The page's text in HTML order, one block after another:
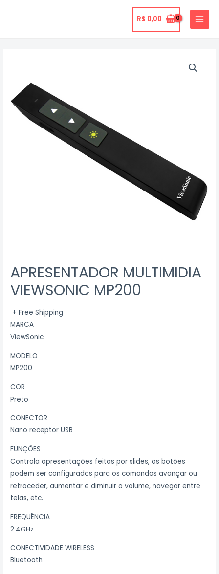
R$ 0,00
MAIN
APRESENTADOR MULTIMIDIA
VIEWSONIC MP200
+ Free Shipping
MARCA
ViewSonic
MODELO
MP200
COR
Preto
CONECTOR
Nano receptor USB
FUNÇÕES
Controla apresentações feitas por slides, os botões
podem ser configurados para os comandos avançar ou
retroceder, aumentar e diminuir o volume, navegar entre
telas, etc.
FREQUÊNCIA
2.4GHz
CONECTIVIDADE WIRELESS
Bluetooth